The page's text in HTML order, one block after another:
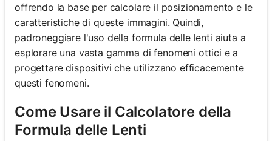
offrendo la base per calcolare il posizionamento e le
caratteristiche di queste immagini. Quindi,
padroneggiare l'uso della formula delle lenti aiuta a
esplorare una vasta gamma di fenomeni ottici e a
progettare dispositivi che utilizzano efficacemente
questi fenomeni.
Come Usare il Calcolatore della
Formula delle Lenti